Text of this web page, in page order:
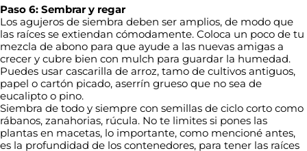
Paso 6: Sembrar y regar
Los agujeros de siembra deben ser amplios, de modo que
las raíces se extiendan cómodamente. Coloca un poco de tu
mezcla de abono para que ayude a las nuevas amigas a
crecer y cubre bien con mulch para guardar la humedad.
Puedes usar cascarilla de arroz, tamo de cultivos antiguos,
papel o cartón picado, aserrín grueso que no sea de
eucalipto o pino.
Siembra de todo y siempre con semillas de ciclo corto como
rábanos, zanahorias, rúcula. No te limites si pones las
plantas en macetas, lo importante, como mencioné antes,
es la profundidad de los contenedores, para tener las raíces